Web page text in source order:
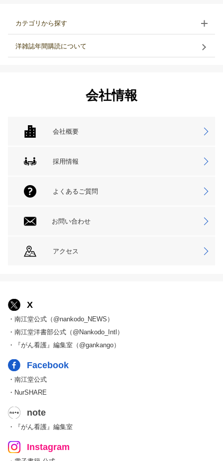
カテゴリから探す
洋雑誌年間購読について
会社情報
会社概要
採用情報
よくあるご質問
お問い合わせ
アクセス
X
・南江堂公式（@nankodo_NEWS）
・南江堂洋書部公式（@Nankodo_Intl）
・『がん看護』編集室（@gankango）
Facebook
・南江堂公式
・NurSHARE
note
・『がん看護』編集室
Instagram